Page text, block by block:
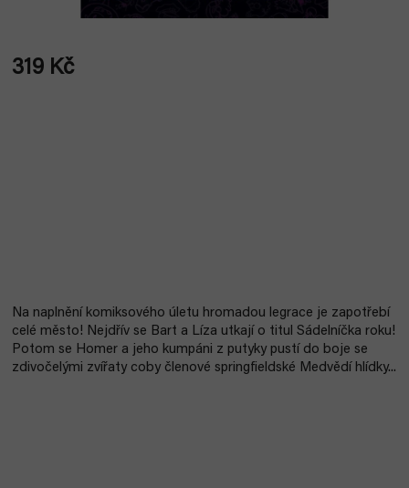
319 Kč
Na naplnění komiksového úletu hromadou legrace je zapotřebí
celé město! Nejdřív se Bart a Líza utkají o titul Sádelníčka roku!
Potom se Homer a jeho kumpáni z putyky pustí do boje se
zdivočelými zvířaty coby členové springfieldské Medvědí hlídky...